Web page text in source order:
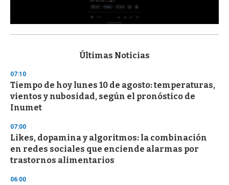
s
d
s
o
f
3
s
e
c
o
n
Últimas Noticias
07:10
Tiempo de hoy lunes 10 de agosto: temperaturas,
vientos y nubosidad, según el pronóstico de
Inumet
07:00
Likes, dopamina y algoritmos: la combinación
en redes sociales que enciende alarmas por
trastornos alimentarios
06:00